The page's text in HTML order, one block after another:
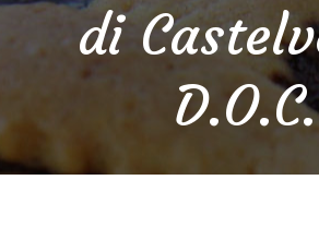
di
D.O.C.